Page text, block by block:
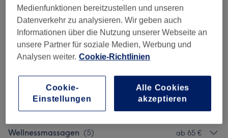
Gesichtsbehandlung Für Neukunden ( 1)
Verwöhnbäder Im Hozbottich (1 ) 60 €
Medical Spa, Anti-Aging (2)
Körperpackungen Im Soft-Pack )
Körperpeelings
Wellnessmassagen (5) ab 65 €
Medienfunktionen bereitzustellen und unseren
Datenverkehr zu analysieren. Wir geben auch
Informationen über die Nutzung unserer Webseite an
unsere Partner für soziale Medien, Werbung und
Analysen weiter. Cookie-Richtlinien
Cookie-
Einstellungen
Alle Cookies
akzeptieren